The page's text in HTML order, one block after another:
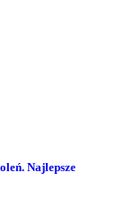
Najlepsze